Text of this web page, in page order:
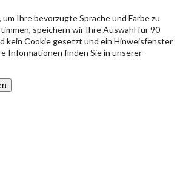
Ihre bevorzugte Sprache und Farbe zu
speichern wir Ihre Auswahl für 90
kein Cookie gesetzt und ein Hinweisfenster
Informationen finden Sie in unserer